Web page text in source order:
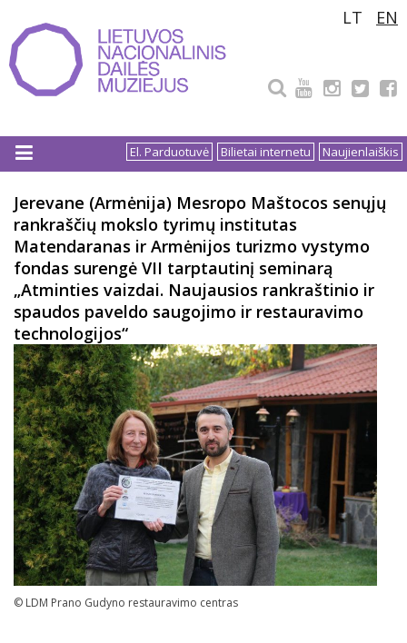
prie
turinio
LT EN
Naujienlaiškis
Bilietai internetu
El. Parduotuvė
Jerevane (Armėnija) Mesropo Maštocos senųjų
rankraščių mokslo tyrimų institutas
Matendaranas ir Armėnijos turizmo vystymo
fondas surengė VII tarptautinį seminarą
„Atminties vaizdai. Naujausios rankraštinio ir
spaudos paveldo saugojimo ir restauravimo
technologijos“
© LDM Prano Gudyno restauravimo centras